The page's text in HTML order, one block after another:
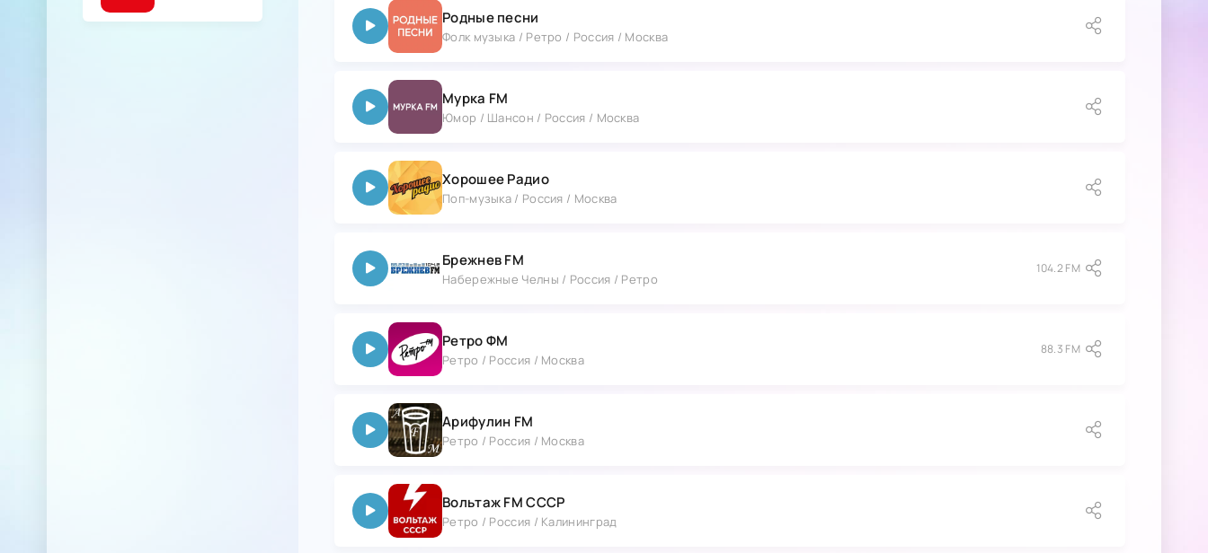
Родные песни
Фолк музыка / Ретро / Россия / Москва
Мурка FM
Юмор / Шансон / Россия / Москва
Хорошее Радио
Поп-музыка / Россия / Москва
Брежнев FM
Набережные Челны / Россия / Ретро
104.2 FM
Ретро ФМ
Ретро / Россия / Москва
88.3 FM
Арифулин FM
Ретро / Россия / Москва
Вольтаж FM СССР
Ретро / Россия / Калининград